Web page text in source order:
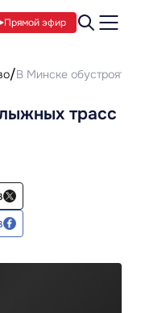
Прямой эфир
В Минске обустроят
трасс